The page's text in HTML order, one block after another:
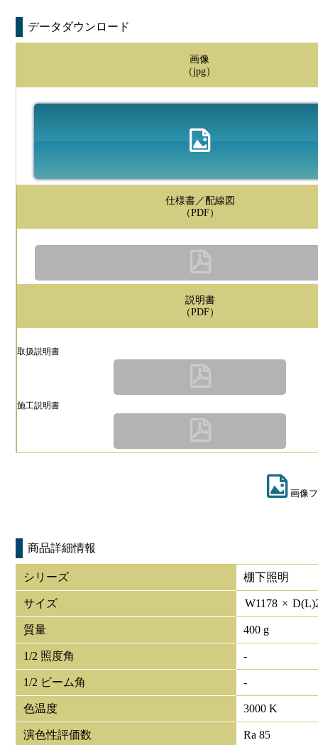
データダウンロード
画像
（jpg）
仕様書／配線図
（PDF）
説明書
（PDF）
取扱説明書
施工説明書
画像
商品詳細情報
シリーズ 棚下照明
サイズ W1178 × D(L)
質量 400 g
1/2 照度角 -
1/2 ビーム角 -
色温度 3000 K
演色性評価数 Ra 85